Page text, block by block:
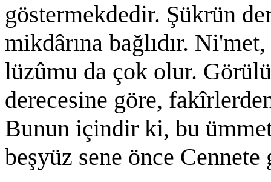
göstermekdedir. Şükrün
mikdârına bağlıdır.
lüzûmu da çok olur.
derecesine göre,
Bunun içindir ki, bu
beşyüz sene önce